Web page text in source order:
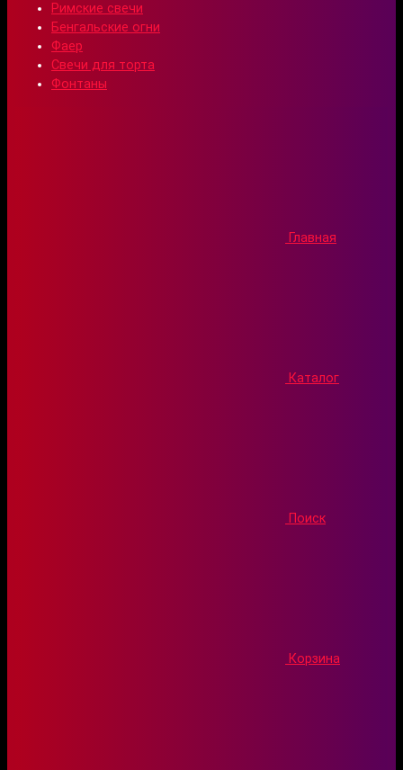
Римские свечи
Бенгальские огни
Фаер
Свечи для торта
Фонтаны
Главная
Каталог
Поиск
Корзина